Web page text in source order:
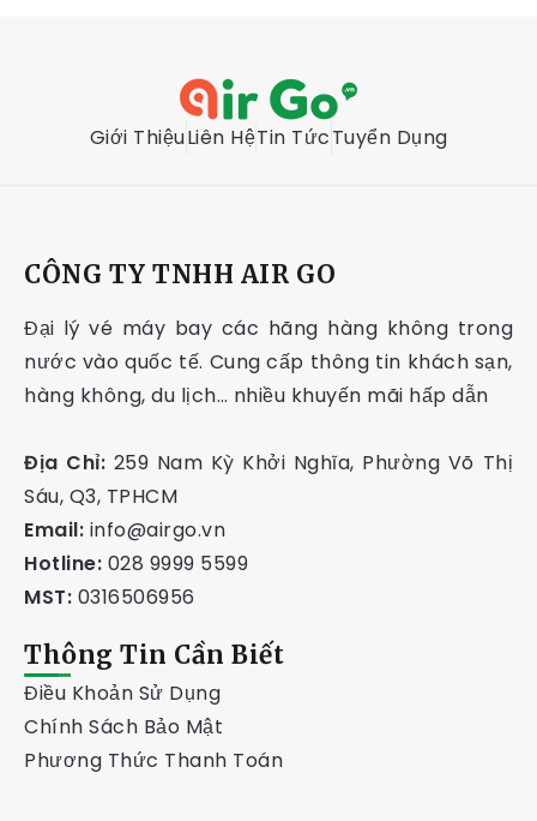
Giới ThiệuLiên HệTin TứcTuyển Dụng
CÔNG TY TNHH AIR GO
Đại lý vé máy bay các hãng hàng không trong
nước vào quốc tế. Cung cấp thông tin khách sạn,
hàng không, du lịch… nhiều khuyến mãi hấp dẫn
Địa Chỉ: 259 Nam Kỳ Khởi Nghĩa, Phường Võ Thị
Sáu, Q3, TPHCM
Email: info@airgo.vn
Hotline: 028 9999 5599
MST: 0316506956
Thông Tin Cần Biết
Điều Khoản Sử Dụng
Chính Sách Bảo Mật
Phương Thức Thanh Toán